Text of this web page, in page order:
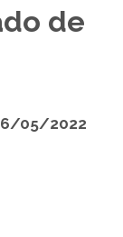
de
05/2022